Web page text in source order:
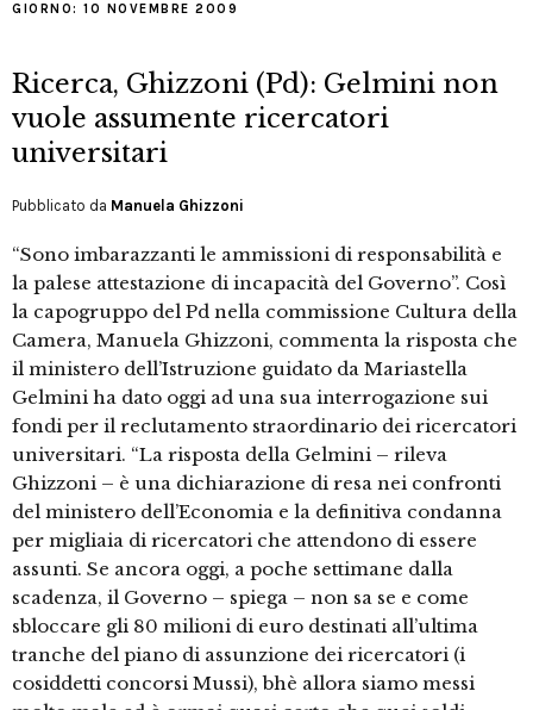
GIORNO: 10 NOVEMBRE 2009
Ricerca, Ghizzoni (Pd): Gelmini non
vuole assumente ricercatori
universitari
Pubblicato da Manuela Ghizzoni
“Sono imbarazzanti le ammissioni di responsabilità e
la palese attestazione di incapacità del Governo”. Così
la capogruppo del Pd nella commissione Cultura della
Camera, Manuela Ghizzoni, commenta la risposta che
il ministero dell’Istruzione guidato da Mariastella
Gelmini ha dato oggi ad una sua interrogazione sui
fondi per il reclutamento straordinario dei ricercatori
universitari. “La risposta della Gelmini – rileva
Ghizzoni – è una dichiarazione di resa nei confronti
del ministero dell’Economia e la definitiva condanna
per migliaia di ricercatori che attendono di essere
assunti. Se ancora oggi, a poche settimane dalla
scadenza, il Governo – spiega – non sa se e come
sbloccare gli 80 milioni di euro destinati all’ultima
tranche del piano di assunzione dei ricercatori (i
cosiddetti concorsi Mussi), bhè allora siamo messi